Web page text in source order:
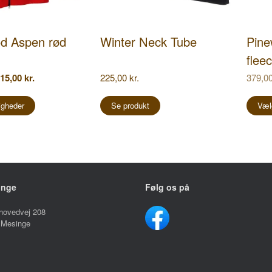
Aspen rød
kr..
kr.
er:
315,00 kr..
vare
kan
Winter Neck Tube
225,00kr.
Se produkt
208
Følg os på